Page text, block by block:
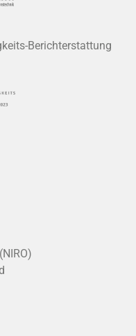
Berichterstattung